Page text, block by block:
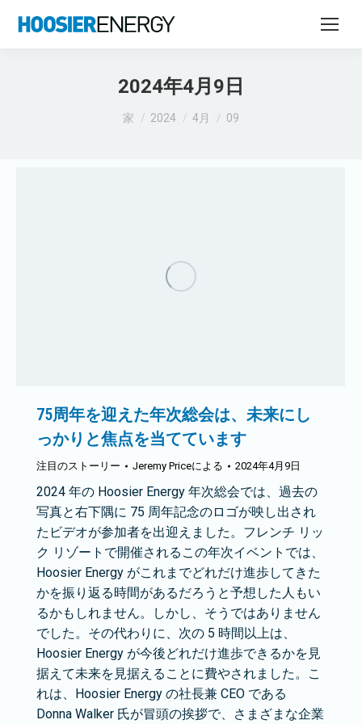
2024年4月9日
あなたはここにいる：
家 2024 4月 09
75周年を迎えた年次総会は、未来にし
っかりと焦点を当てています
注目のストーリー Jeremy Priceによる 2024年4月9日
2024 年の Hoosier Energy 年次総会では、過去の
写真と右下隅に 75 周年記念のロゴが映し出され
たビデオが参加者を出迎えました。フレンチ リッ
ク リゾートで開催されるこの年次イベントでは、
Hoosier Energy がこれまでどれだけ進歩してきた
かを振り返る時間があるだろうと予想した人もい
るかもしれません。しかし、そうではありません
でした。その代わりに、次の 5 時間以上は、
Hoosier Energy が今後どれだけ進歩できるかを見
据えて未来を見据えることに費やされました。こ
れは、Hoosier Energy の社長兼 CEO である
Donna Walker 氏が冒頭の挨拶で、さまざまな企業